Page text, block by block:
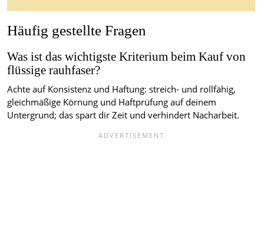
Häufig gestellte Fragen
Was ist das wichtigste Kriterium beim Kauf von
flüssige rauhfaser?
Achte auf Konsistenz und Haftung: streich- und rollfähig,
gleichmäßige Körnung und Haftprüfung auf deinem
Untergrund; das spart dir Zeit und verhindert Nacharbeit.